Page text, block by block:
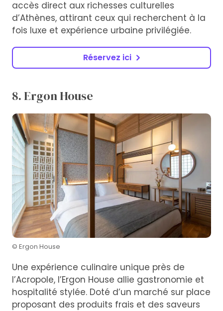
accès direct aux richesses culturelles
d’Athènes, attirant ceux qui recherchent à la
fois luxe et expérience urbaine privilégiée.
Réservez ici
8. Ergon House
© Ergon House
Une expérience culinaire unique près de
l’Acropole, l’Ergon House allie gastronomie et
hospitalité stylée. Doté d’un marché sur place
proposant des produits frais et des saveurs